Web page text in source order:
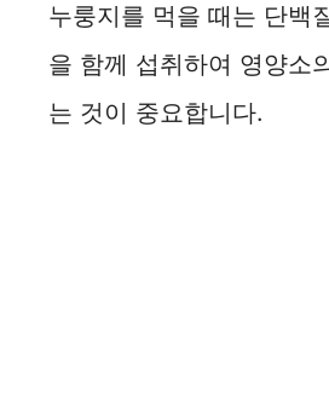
누룽지를 먹을 때는 단백
을 함께 섭취하여 영양소
는 것이 중요합니다.